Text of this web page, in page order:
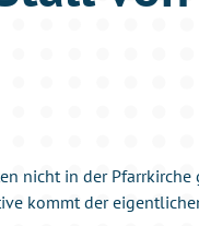
nicht in der Pfarrkirche
kommt der